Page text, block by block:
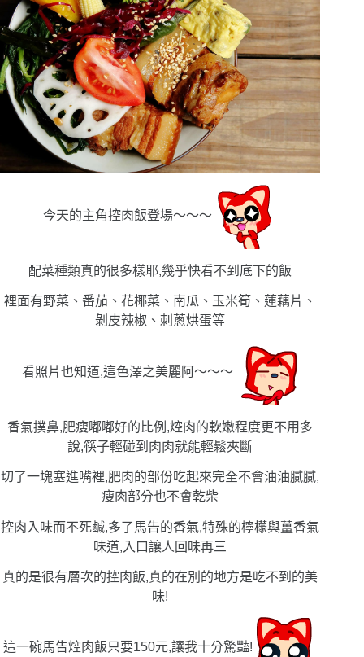
今天的主角控肉飯登場〜〜〜
配菜種類真的很多樣耶,幾乎快看不到底下的飯
裡面有野菜、番茄、花椰菜、南瓜、玉米筍、蓮藕片、
剝皮辣椒、刺蔥烘蛋等
看照片也知道,這色澤之美麗阿〜〜〜
香氣撲鼻,肥瘦嘟嘟好的比例,焢肉的軟嫩程度更不用多
說,筷子輕碰到肉肉就能輕鬆夾斷
切了一塊塞進嘴裡,肥肉的部份吃起來完全不會油油膩膩,
瘦肉部分也不會乾柴
控肉入味而不死鹹,多了馬告的香氣,特殊的檸檬與薑香氣
味道,入口讓人回味再三
真的是很有層次的控肉飯,真的在別的地方是吃不到的美
味!
這一碗馬告焢肉飯只要150元,讓我十分驚豔!